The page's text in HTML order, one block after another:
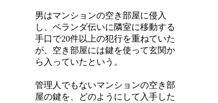
男はマンションの空き部屋に侵入
し、ベランダ伝いに隣室に移動する
手口で20件以上の犯行を重ねていた
が、空き部屋には鍵を使って玄関か
ら入っていたという。
管理人でもないマンションの空き部
屋の鍵を、どのようにして入手した